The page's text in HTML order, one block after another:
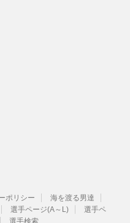
ポリシー
海を渡る男達
選手ページ(A～L)
選手ペ